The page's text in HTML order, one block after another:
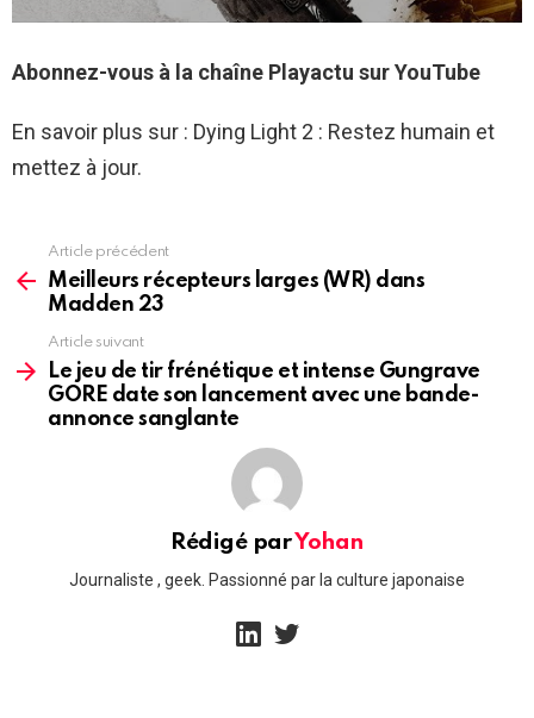
Abonnez-vous à la chaîne Playactu sur YouTube
En savoir plus sur : Dying Light 2 : Restez humain et
mettez à jour.
more
Article précédent
Meilleurs récepteurs larges (WR) dans
Madden 23
Article suivant
Le jeu de tir frénétique et intense Gungrave
GORE date son lancement avec une bande-
annonce sanglante
Rédigé parYohan
Journaliste , geek. Passionné par la culture japonaise